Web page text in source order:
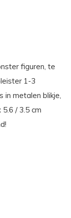
figuren, te
1-3
in metalen blikje,
/ 3.5 cm